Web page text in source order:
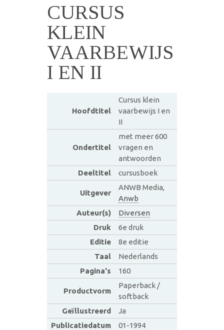
CURSUS
KLEIN
VAARBEWIJS
I EN II
Hoofdtitel
Cursus klein
vaarbewijs I en
II
Ondertitel
met meer 600
vragen en
antwoorden
Deeltitel
cursusboek
Uitgever
ANWB Media,
Anwb
Auteur(s)
Diversen
Druk
6e druk
Editie
8e editie
Taal
Nederlands
Pagina's
160
Productvorm
Paperback /
softback
Geïllustreerd
Ja
Publicatiedatum
01-1994